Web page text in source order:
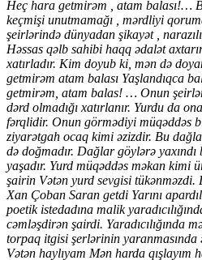
Heç hara getmirəm , atam balası!…
keçmişi unutmamağı , mərdliyi
şeirlərində dünyadan şikayət ,
Həssas qəlb sahibi haqq ədalət axtarır
xatırladır. Kim doyub ki, mən də
getmirəm atam balası Yaşlandıqca
getmirəm, atam balas! … Onun
dərd olmadığı xatırlanır. Yurdu da
fərqlidir. Onun görmədiyi müqəddəs
ziyarətgah ocaq kimi əzizdir. Bu
də doğmadır. Dağlar göylərə yaxındı
yaşadır. Yurd müqəddəs məkan kimi
şairin Vətən yurd sevgisi tükənməzdi.
Xan Çoban Saran getdi Yarını
poetik istedadına malik
cəmləşdirən şairdi. Yaradıcılığında
torpaq itgisi şerlərinin yaranmasında
Vətən haylıyam Mən harda qışlayım